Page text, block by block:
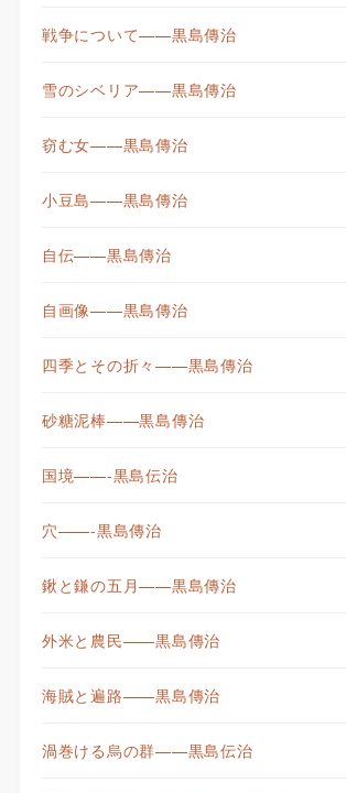
戦争について——黒島傳治
雪のシベリア——黒島傳治
窃む女——黒島傳治
小豆島——黒島傳治
自伝——黒島傳治
自画像——黒島傳治
四季とその折々——黒島傳治
砂糖泥棒——黒島傳治
国境——-黒島伝治
穴——-黒島傳治
鍬と鎌の五月——黒島傳治
外米と農民——黒島傳治
海賊と遍路——黒島傳治
渦巻ける烏の群——黒島伝治